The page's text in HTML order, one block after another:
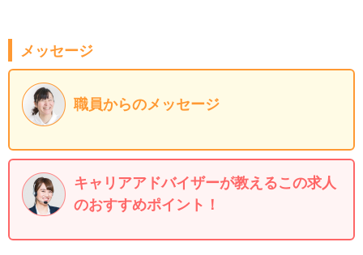
メッセージ
職員からのメッセージ
キャリアアドバイザーが教えるこの求人
のおすすめポイント！